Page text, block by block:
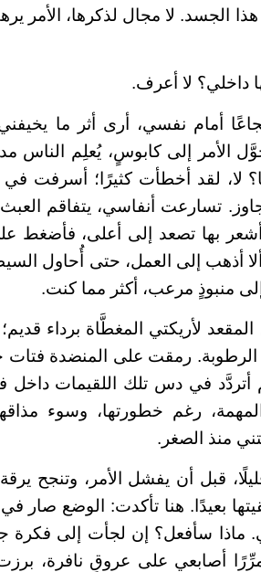
هذا الجسد. لا مجال لذكرها، الأمر
داخلي؟ لا أعرف.
أمام نفسي، أرى أثر ما
الأمر إلى كابوسٍ، يُعلِم الناس
لا، لقد أخطأت كثيرًا؛ أسرفت
تسارعت أنفاسي، يتفاقم
أشعر بها تصعد إلى أعلى، فأضغط
أذهب إلى العمل، حتى أُحاول
منبوذٍ مرعب، أكثر مما كنت.
لأريكتي المغطَّاة برداء
الرطوبة. رمقت على المنضدة فتات
أتردَّد في دس تلك اللقيمات
رغم خطورتها، وسوء
منذ الصغر.
قبل أن يفشل الأمر، وتنجح
بعيدًا. هنا تأكدت: الوضع صار
سأفعل؟ إن لجأت إلى فكرة
أصابعي على عروقٍ نافرة،